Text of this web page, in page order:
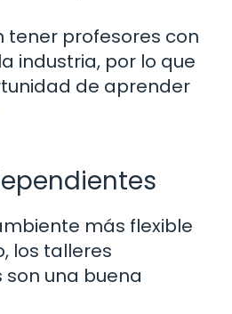
tener profesores con
industria, por lo que
de aprender
más flexible
los talleres
una buena